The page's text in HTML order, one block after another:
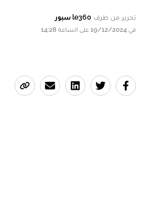
تحرير من طرف le360 سبور
في 19/12/2024 على الساعة 14:28